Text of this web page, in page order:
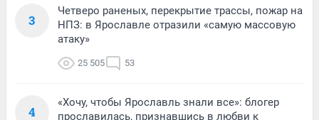
3
Четверо раненых, перекрытие трассы, пожар на
НПЗ: в Ярославле отразили «самую массовую
атаку»
25 505 53
4
«Хочу, чтобы Ярославль знали все»: блогер
прославилась, признавшись в любви к